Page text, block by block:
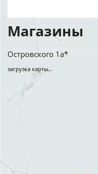
Магазины
Островского 1а*
загрузка карты...